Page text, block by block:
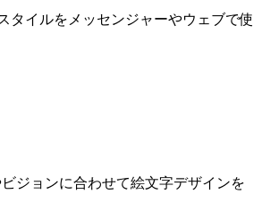
イルをメッセンジャーやウェブで使
ジョンに合わせて絵文字デザインを